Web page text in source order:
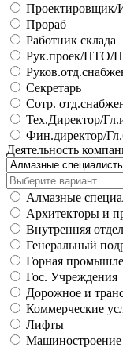
Прораб
Работник склада
Рук.проек/ПТО/
Секретарь
Сотр.
Тех.Директор/
Фин.директор/
Деятельность
Алмазные
Архитекторы и
Внутренняя
Генеральный
Горная
Гос. Учреждения
Дорожное и
Коммерческие
Лифты
Машиностроение